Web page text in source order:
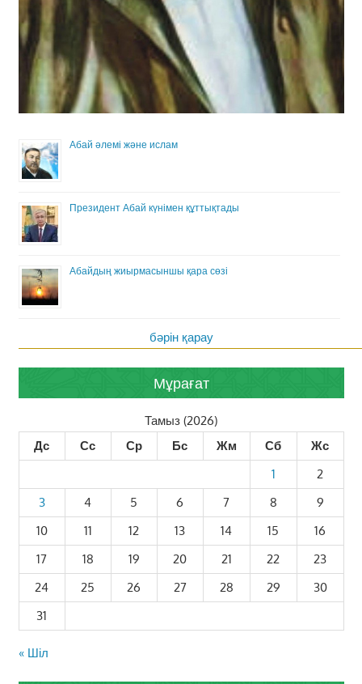
Абай әлемі және ислам
Президент Абай күнімен құттықтады
Абайдың жиырмасыншы қара сөзі
бәрін қарау
Мұрағат
Тамыз (2026)
Дс
Сс Ср Бс Жм Сб
Жс
1
2
3
4 5 6 7 8
9
10
11 12 13 14 15
16
17
18 19 20 21 22
23
24
25 26 27 28 29
30
31
« Шіл